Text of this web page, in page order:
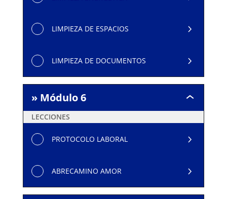
LIMPIEZA DE ESPACIOS
LIMPIEZA DE DOCUMENTOS
» Módulo 6
Módulo
LECCIONES
PROTOCOLO LABORAL
ABRECAMINO AMOR